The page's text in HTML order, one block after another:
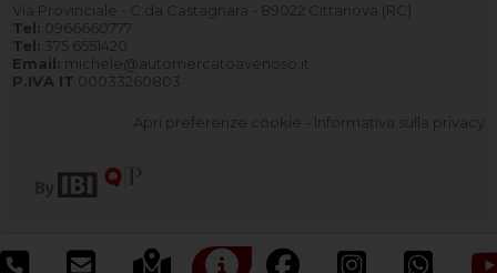
Via Provinciale - C.da Castagnara - 89022 Cittanova (RC)
Tel: 0966660777
Tel: 375 6551420
Email: michele@automercatoavenoso.it
P.IVA IT 00033260803
Apri preferenze cookie Informativa sulla privacy